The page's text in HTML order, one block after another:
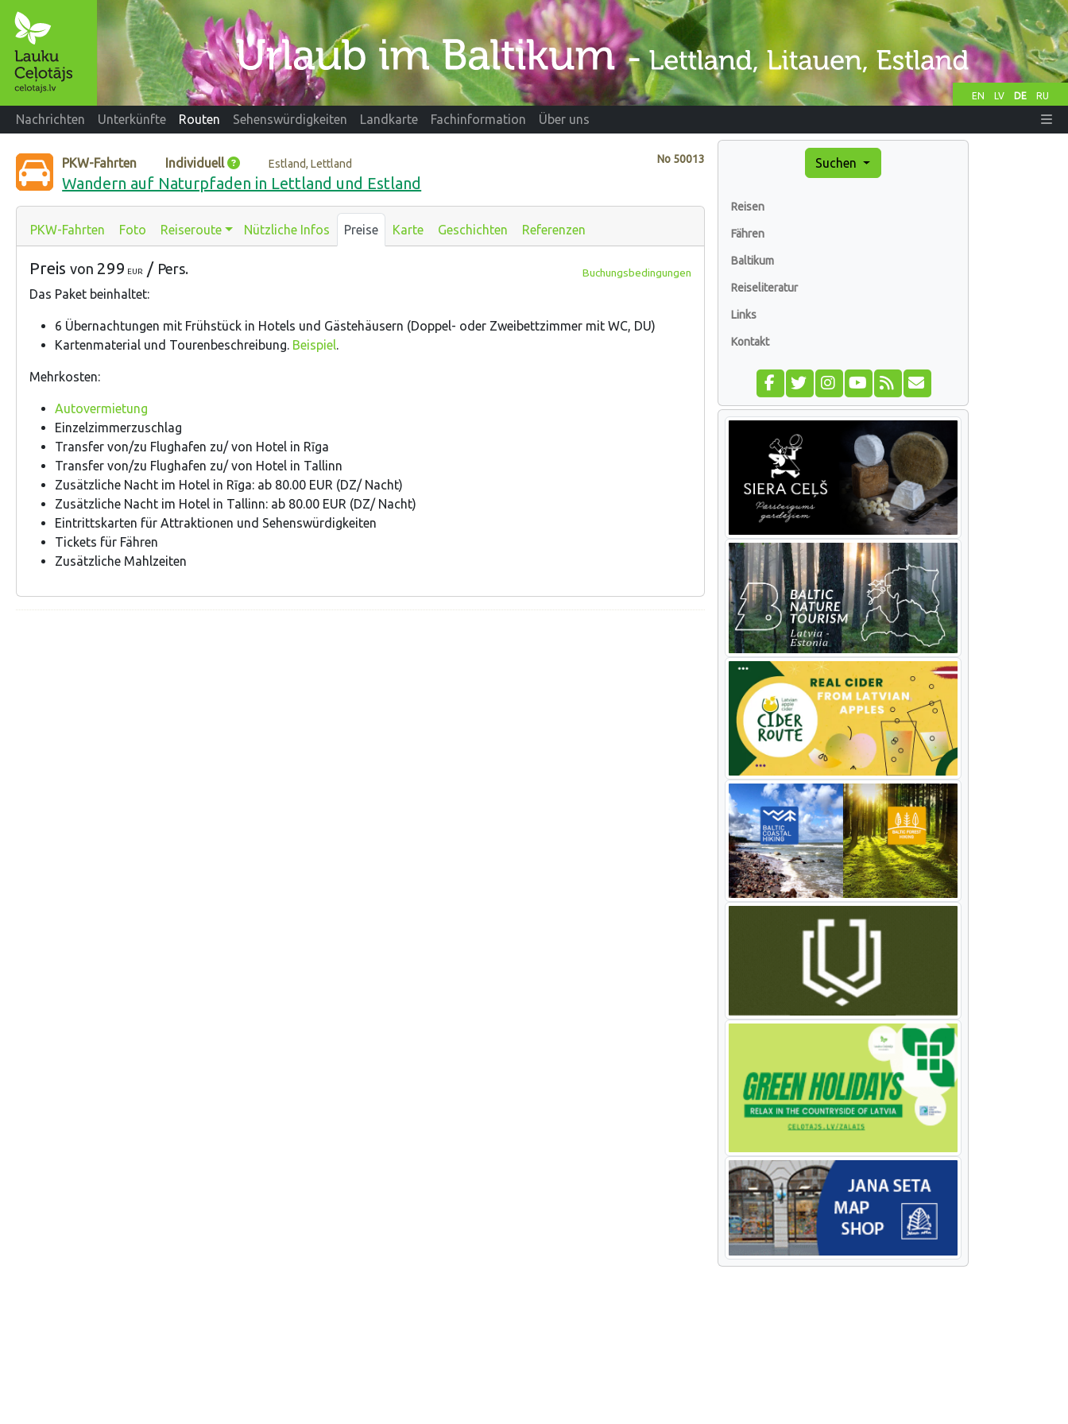
EN LV DE RU
Nachrichten Unterkünfte Routen Sehenswürdigkeiten Landkarte Fachinformation Über uns
No 50013
PKW-Fahrten Individuell Estland, Lettland
Wandern auf Naturpfaden in Lettland und Estland
PKW-Fahrten Foto Reiseroute Nützliche Infos Preise Karte Geschichten Referenzen
Preis von 299 EUR / Pers. Buchungsbedingungen
Das Paket beinhaltet:
6 Übernachtungen mit Frühstück in Hotels und Gästehäusern (Doppel- oder Zweibettzimmer mit WC, DU)
Kartenmaterial und Tourenbeschreibung. Beispiel
Mehrkosten:
Autovermietung
Einzelzimmerzuschlag
Transfer von/zu Flughafen zu/ von Hotel in Rīga
Transfer von/zu Flughafen zu/ von Hotel in Tallinn
Zusätzliche Nacht im Hotel in Rīga: ab 80.00 EUR (DZ/ Nacht)
Zusätzliche Nacht im Hotel in Tallinn: ab 80.00 EUR (DZ/ Nacht)
Eintrittskarten für Attraktionen und Sehenswürdigkeiten
Tickets für Fähren
Zusätzliche Mahlzeiten
Suchen
Reisen
Fähren
Baltikum
Reiseliteratur
Links
Kontakt